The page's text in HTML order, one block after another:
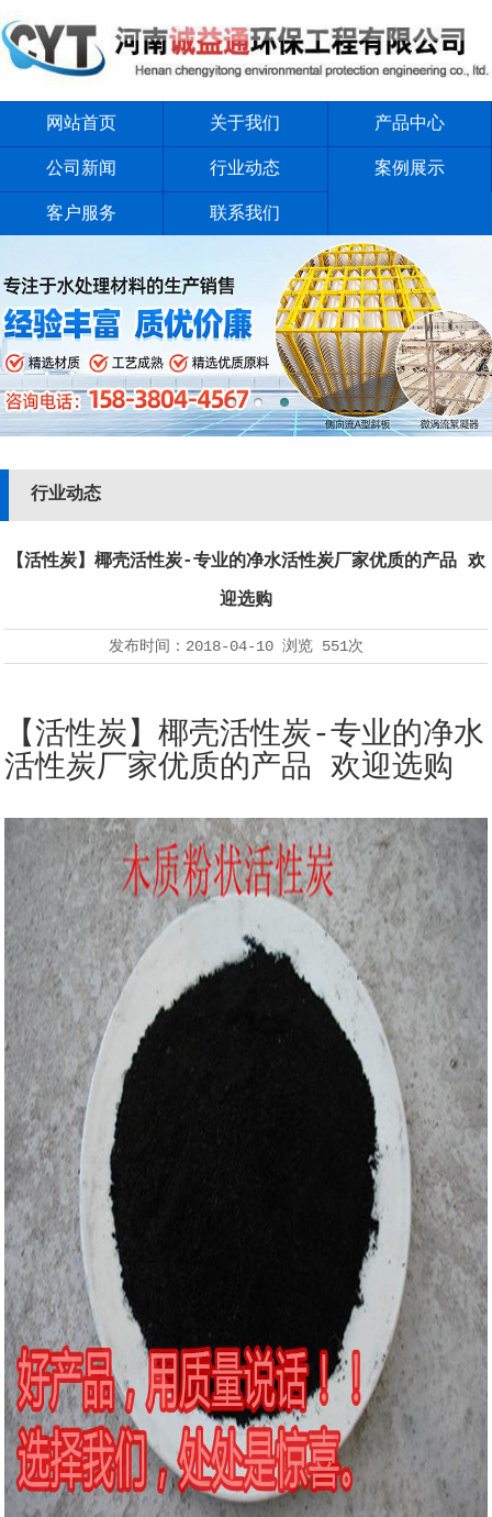
网站首页 关于我们 产品中心
公司新闻 行业动态 案例展示
客户服务 联系我们
行业动态
【活性炭】椰壳活性炭-专业的净水活性炭厂家优质的产品 欢
迎选购
发布时间： 2018-04-10 浏览 551次
【活性炭】椰壳活性炭-专业的净水
活性炭厂家优质的产品 欢迎选购